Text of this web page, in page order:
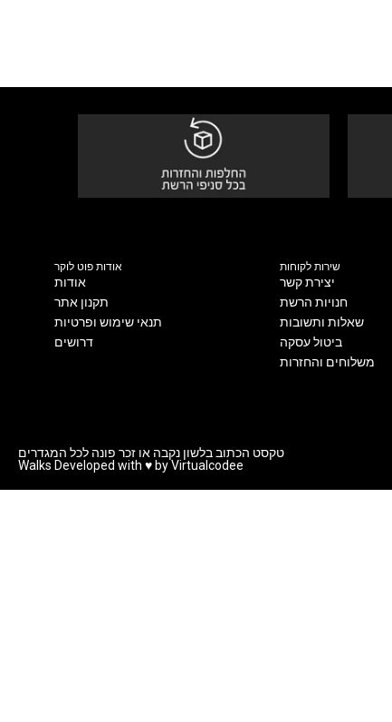
אודות פוט לוקר
אודות
תקנון אתר
תנאי שימוש ופרטיות
דרושים
שירות לקוחות
יצירת קשר
חנויות הרשת
שאלות ותשובות
ביטול עסקה
משלוחים והחזרות
טקסט הכתוב בלשון נקבה או זכר פונה לכל המגדרים
Walks Developed with ♥ by Virtualcodee